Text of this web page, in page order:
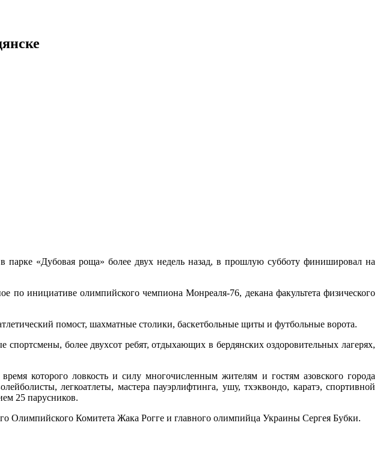
«Дубовая роща» более двух недель назад, в прошлую субботу финишировал на
по инициативе олимпийского чемпиона Монреаля-76, декана факультета физического
помост, шахматные столики, баскетбольные щиты и футбольные ворота.
более двухсот ребят, отдыхающих в бердянских оздоровительных лагерях,
которого ловкость и силу многочисленным жителям и гостям азовского города
легкоатлеты, мастера пауэрлифтинга, ушу, тхэквондо, каратэ, спортивной
25 парусников.
Олимпийского Комитета Жака Рогге и главного олимпийца Украины Сергея Бубки.